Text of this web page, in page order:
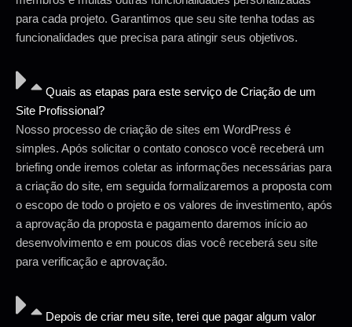
para cada projeto. Garantimos que seu site tenha todas as
funcionalidades que precisa para atingir seus objetivos.
Quais as etapas para este serviço de Criação de um
Site Profissional?
Nosso processo de criação de sites em WordPress é
simples. Após solicitar o contato conosco você receberá um
briefing onde iremos coletar as informações necessárias para
a criação do site, em seguida formalizaremos a proposta com
o escopo de todo o projeto e os valores de investimento, após
a aprovação da proposta e pagamento daremos início ao
desenvolvimento e em poucos dias você receberá seu site
para verificação e aprovação.
Depois de criar meu site, terei que pagar algum valor